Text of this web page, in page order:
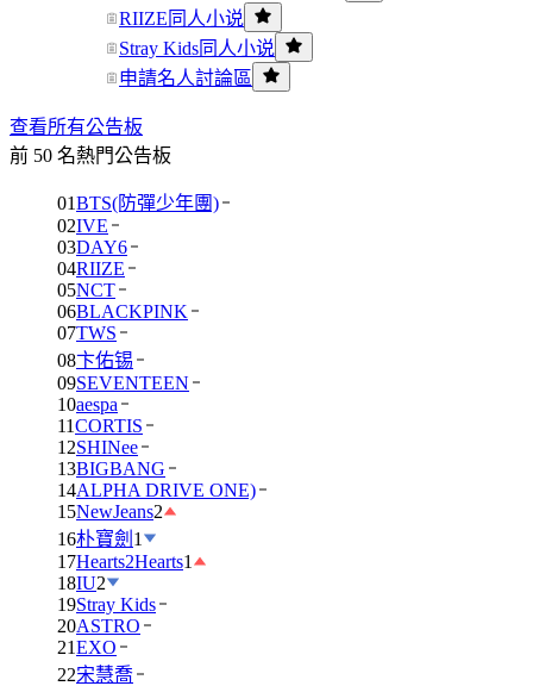
RIIZE同人小说
Stray Kids同人小说
申請名人討論區
查看所有公告板
前 50 名熱門公告板
01BTS(防彈少年團)
02IVE
03DAY6
04RIIZE
05NCT
06BLACKPINK
07TWS
08卞佑锡
09SEVENTEEN
10aespa
11CORTIS
12SHINee
13BIGBANG
14ALPHA DRIVE ONE)
15NewJeans2
16朴寶劍 1
17Hearts2Hearts1
18IU2
19Stray Kids
20ASTRO
21EXO
22宋慧喬